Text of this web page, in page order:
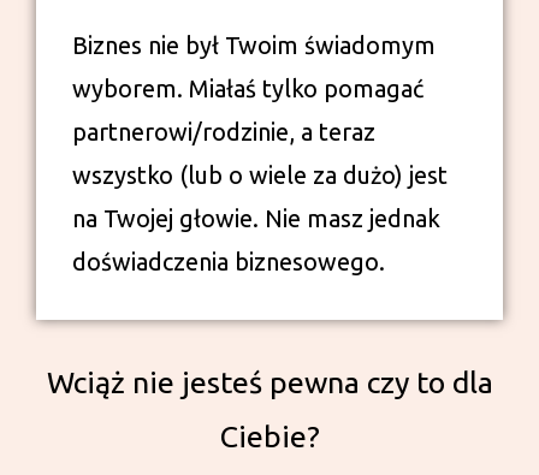
Biznes nie był Twoim świadomym
wyborem. Miałaś tylko pomagać
partnerowi/rodzinie, a teraz
wszystko (lub o wiele za dużo) jest
na Twojej głowie. Nie masz jednak
doświadczenia biznesowego.
Wciąż nie jesteś pewna czy to dla
Ciebie?